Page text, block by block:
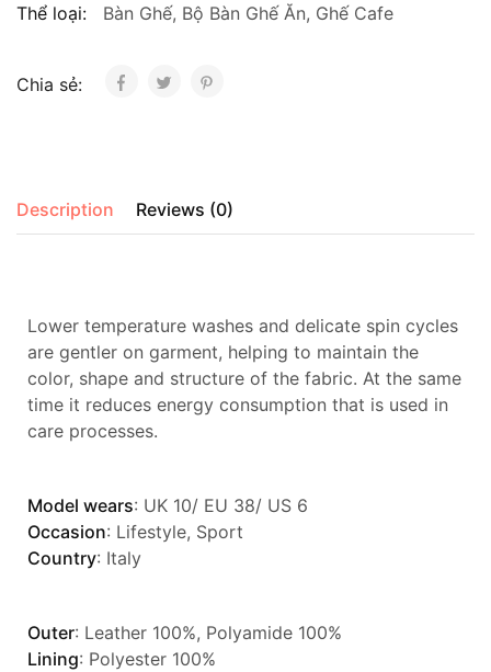
Thể loại:
Bàn Ghế, Bộ Bàn Ghế Ăn, Ghế Cafe
Chia sẻ:
Description Reviews (0)
Lower temperature washes and delicate spin cycles
are gentler on garment, helping to maintain the
color, shape and structure of the fabric. At the same
time it reduces energy consumption that is used in
care processes.
Model wears: UK 10/ EU 38/ US 6
Occasion: Lifestyle, Sport
Country: Italy
Outer: Leather 100%, Polyamide 100%
Lining: Polyester 100%